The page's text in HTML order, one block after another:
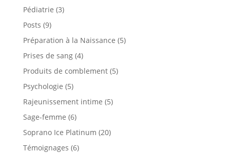
Pédiatrie (3)
Posts (9)
Préparation à la Naissance (5)
Prises de sang(4)
Produits de comblement(5)
Psychologie (5)
Rajeunissement intime (5)
Sage-femme (6)
Soprano Ice Platinum (20)
Témoignages (6)